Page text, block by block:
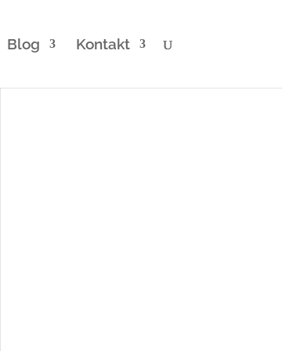
Blog Kontakt